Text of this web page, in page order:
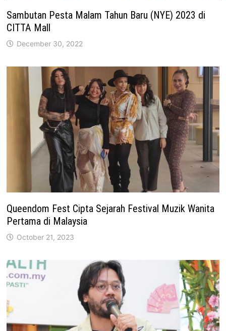
Sambutan Pesta Malam Tahun Baru (NYE) 2023 di
CITTA Mall
December 30, 2022
Queendom Fest Cipta Sejarah Festival Muzik Wanita
Pertama di Malaysia
October 21, 2023